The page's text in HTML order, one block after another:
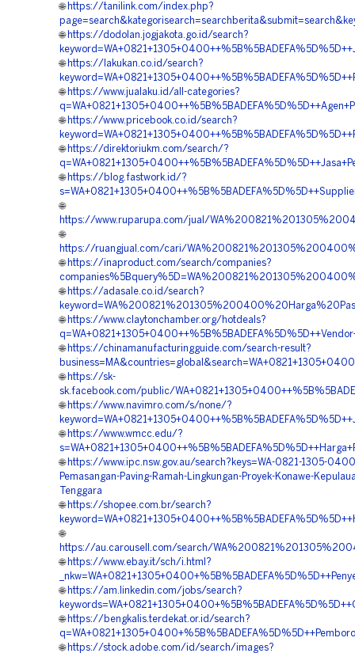
🌐 https://tanilink.com/index.php?
🌐 https://dodolan.jogjakota.go.id/search?
🌐 https://lakukan.co.id/search?
🌐 https://www.jualaku.id/all-categories?
🌐 https://www.pricebook.co.id/search?
🌐 https://direktoriukm.com/search/?
🌐 https://blog.fastwork.id/?
🌐
https://www.ruparupa.com/jual/
🌐
https://ruangjual.com/cari/
🌐 https://inaproduct.com/search/companies?
🌐 https://adasale.co.id/search?
🌐 https://www.claytonchamber.org/hotdeals?
🌐 https://chinamanufacturingguide.com/search-result?
🌐 https://sk-
sk.facebook.com/public/
🌐 https://www.navimro.com/s/none/?
🌐 https://www.wmcc.edu/?
🌐 https://www.ipc.nsw.gov.au/search?keys=WA-0821-1305-
Pemasangan-Paving-Ramah-Lingkungan-Proyek-Konawe-
Tenggara
🌐 https://shopee.com.br/search?
🌐
https://au.carousell.com/search/
🌐 https://www.ebay.it/sch/i.html?
🌐 https://am.linkedin.com/jobs/search?
🌐 https://bengkalis.terdekat.or.id/search?
🌐 https://stock.adobe.com/id/search/images?